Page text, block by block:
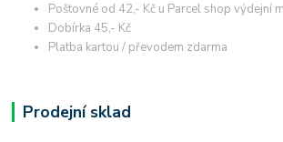
Poštovné od 42,- Kč u Parcel shop výdejní
Dobírka 45,- Kč
Platba kartou / převodem zdarma
Prodejní sklad